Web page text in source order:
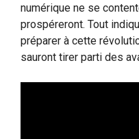
numérique ne se
prospéreront. Tout
préparer à cette
sauront tirer parti des